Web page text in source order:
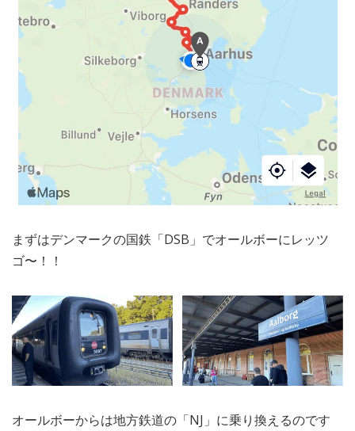
まずはデンマークの国鉄「DSB」でオールボーにレッツ
ゴ〜！！
オールボーからは地方鉄道の「NJ」に乗り換えるのです